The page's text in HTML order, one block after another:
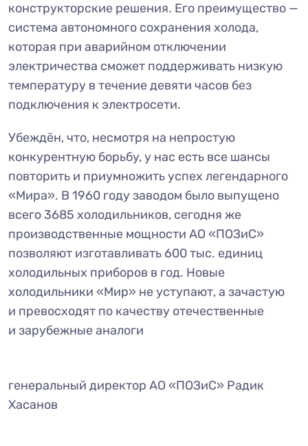
конструкторские решения. Его преимущество —
система автономного сохранения холода,
которая при аварийном отключении
электричества сможет поддерживать низкую
температуру в течение девяти часов без
подключения к электросети.
Убеждён, что, несмотря на непростую
конкурентную борьбу, у нас есть все шансы
повторить и приумножить успех легендарного
«Мира». В 1960 году заводом было выпущено
всего 3685 холодильников, сегодня же
производственные мощности АО «ПОЗиС»
позволяют изготавливать 600 тыс. единиц
холодильных приборов в год. Новые
холодильники «Мир» не уступают, а зачастую
и превосходят по качеству отечественные
и зарубежные аналоги
генеральный директор АО «ПОЗиС» Радик
Хасанов